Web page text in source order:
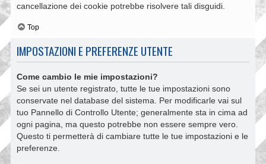
cancellazione dei cookie potrebbe risolvere tali disguidi.
Top
IMPOSTAZIONI E PREFERENZE UTENTE
Come cambio le mie impostazioni?
Se sei un utente registrato, tutte le tue impostazioni sono
conservate nel database del sistema. Per modificarle vai sul
tuo Pannello di Controllo Utente; generalmente sta in cima ad
ogni pagina, ma questo potrebbe non essere sempre vero.
Questo ti permetterà di cambiare tutte le tue impostazioni e le
preferenze.